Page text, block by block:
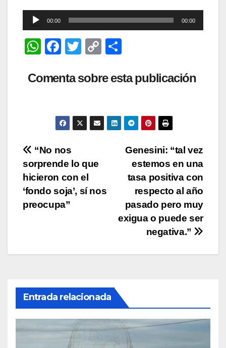
Reproductor
de
audio
00:00 00:00
W
at
p
F
c
b
o
k
T
tt
C
p
Li
n
m
ar
tir
Comenta sobre esta publicación
Navegación
de
entradas
Genesini: “tal vez
estemos en una
tasa positiva con
respecto al año
pasado pero muy
exigua o puede ser
negativa.”
“No nos
sorprende lo que
hicieron con el
‘fondo soja’, sí nos
preocupa”
Entrada relacionada